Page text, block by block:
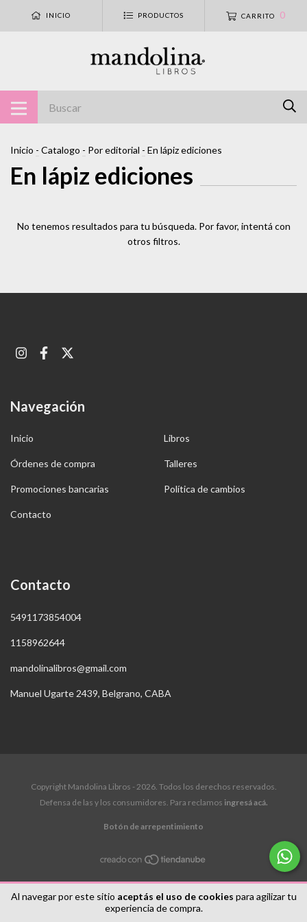
INICIO PRODUCTOS CARRITO 0
Al navegar por este sitio aceptás el uso de cookies para agilizar tu
experiencia de compra.
Inicio - Catalogo - Por editorial - En lápiz ediciones
En lápiz ediciones
No tenemos resultados para tu búsqueda. Por favor, intentá con
otros filtros.
Navegación
Inicio Libros
Órdenes de compra Talleres
Promociones bancarias Política de cambios
Contacto
Contacto
5491173854004
1158962644
mandolinalibros@gmail.com
Manuel Ugarte 2439, Belgrano, CABA
Copyright Mandolina Libros - 2026. Todos los derechos reservados.
Defensa de las y los consumidores. Para reclamos ingresá acá.
Botón de arrepentimiento